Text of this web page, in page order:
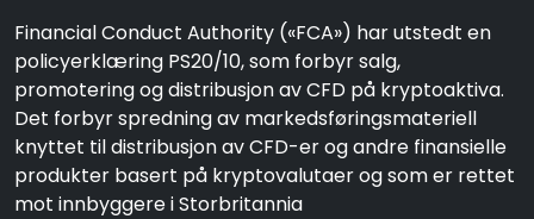
Financial Conduct Authority («FCA») har utstedt en
policyerklæring PS20/10, som forbyr salg,
promotering og distribusjon av CFD på kryptoaktiva.
Det forbyr spredning av markedsføringsmateriell
knyttet til distribusjon av CFD-er og andre finansielle
produkter basert på kryptovalutaer og som er rettet
mot innbyggere i Storbritannia